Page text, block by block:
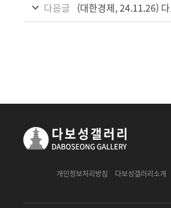
다음글 (대한경제, 24.11.26) 다보성갤러리, 이달 28일부터 다음달 5
개인정보처리방침 다보성갤러리소개